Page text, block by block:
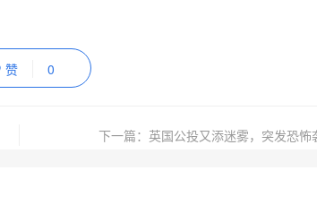
赞 0
下一篇：英国公投又添迷雾，突发恐怖